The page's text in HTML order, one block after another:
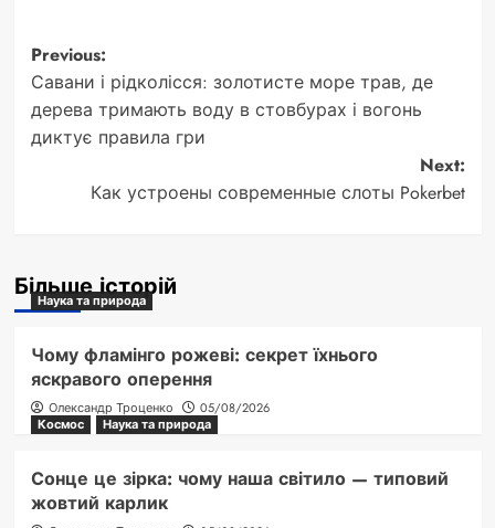
Post
navigation
Previous:
Савани і рідколісся: золотисте море трав, де
дерева тримають воду в стовбурах і вогонь
диктує правила гри
Next:
Как устроены современные слоты Pokerbet
Більше історій
Наука та природа
Чому фламінго рожеві: секрет їхнього
яскравого оперення
Олександр Троценко
05/08/2026
Космос
Наука та природа
Сонце це зірка: чому наша світило — типовий
жовтий карлик